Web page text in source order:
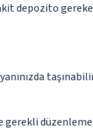
depozito